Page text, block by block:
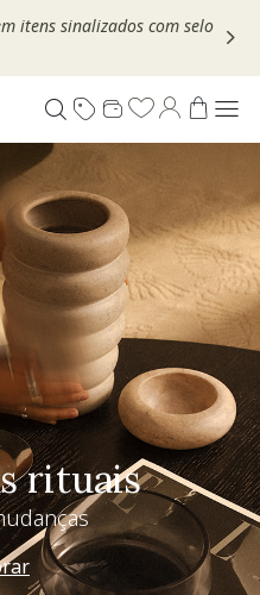
até 30% OFF*: useMOVEL30,
rituais